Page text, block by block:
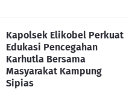
Kapolsek Elikobel Perkuat
Edukasi Pencegahan
Karhutla Bersama
Masyarakat Kampung
Sipias